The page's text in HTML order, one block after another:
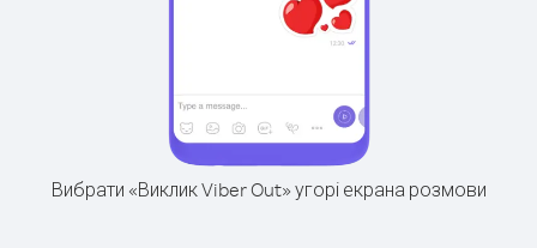
Вибрати «Виклик Viber Out» угорі екрана розмови